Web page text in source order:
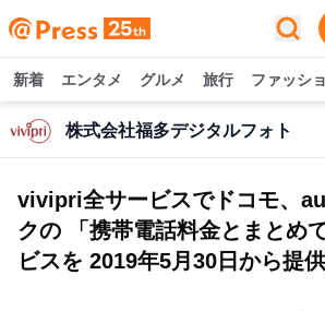
新着 エンタメ グルメ 旅行 ファッシ
株式会社福多デジタルフォト
vivipri全サービスでドコモ、
クの 「携帯電話料金とまとめ
ビスを 2019年5月30日から提